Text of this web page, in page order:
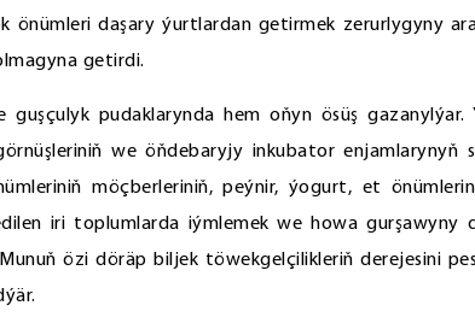
önümleri daşary ýurtlardan getirmek zerurlygyny
getirdi.
guşçulyk pudaklarynda hem oňyn ösüş
we öňdebaryjy inkubator enjamlarynyň
möçberleriniň, peýnir, ýogurt, et
iri toplumlarda iýmlemek we howa gurşawyny
özi döräp biljek töwekgelçilikleriň derejesini